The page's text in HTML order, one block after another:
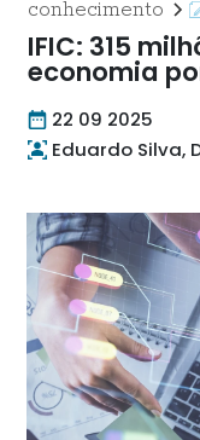
conhecimento
IFIC: 315
economia
22 09 2025
Eduardo Silva,